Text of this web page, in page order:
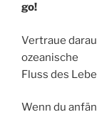
go!
Vertraue
ozeanische
Fluss des
Wenn du